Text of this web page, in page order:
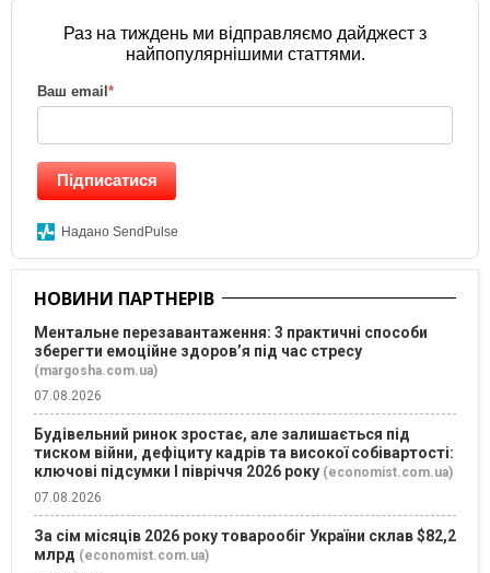
Раз на тиждень ми відправляємо дайджест з
найпопулярнішими статтями.
Ваш email *
Підписатися
Надано SendPulse
НОВИНИ ПАРТНЕРІВ
Ментальне перезавантаження: 3 практичні способи
зберегти емоційне здоров’я під час стресу
(margosha.com.ua)
07.08.2026
Будівельний ринок зростає, але залишається під
тиском війни, дефіциту кадрів та високої собівартості:
ключові підсумки І півріччя 2026 року (economist.com.ua)
07.08.2026
За сім місяців 2026 року товарообіг України склав $82,2
млрд (economist.com.ua)